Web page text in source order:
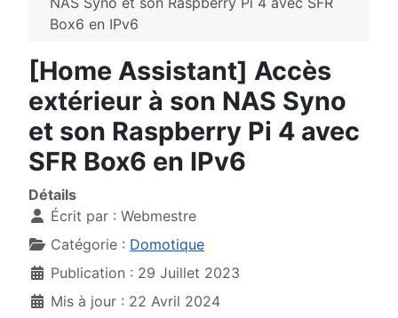
Box6 en IPv6
[Home Assistant] Accès
extérieur à son NAS Syno
et son Raspberry Pi 4 avec
SFR Box6 en IPv6
Détails
Écrit par : Webmestre
Catégorie : Domotique
Publication : 29 Juillet 2023
Mis à jour : 22 Avril 2024